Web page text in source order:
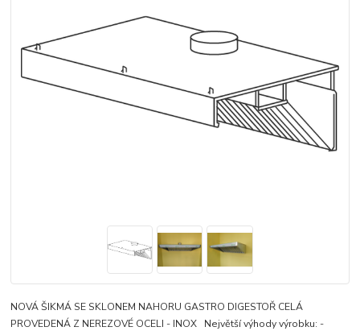
NOVÁ ŠIKMÁ SE SKLONEM NAHORU GASTRO DIGESTOŘ CELÁ
PROVEDENÁ Z NEREZOVÉ OCELI - INOX Největší výhody výrobku: -